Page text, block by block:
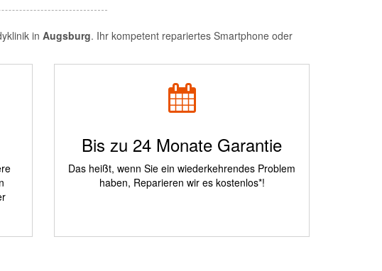
in Augsburg. Ihr kompetent repariertes Smartphone oder
Bis zu 24 Monate Garantie
Das heißt, wenn Sie ein wiederkehrendes Problem
haben, Reparieren wir es kostenlos*!